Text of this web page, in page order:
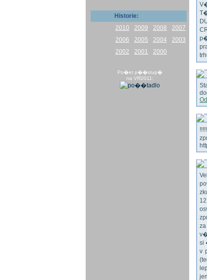
Historie:
2010
2009 2008
2007
2006
2005 2004
2003
2002
2001 2000
Po�et p��stup�
na VR2011:
si
v